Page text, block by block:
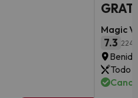
Magic
7.3 224
Todo